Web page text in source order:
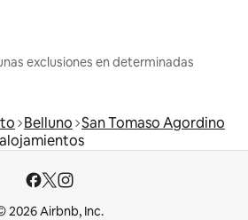
exclusiones en determinadas
Belluno San Tomaso Agordino
2026 Airbnb, Inc.